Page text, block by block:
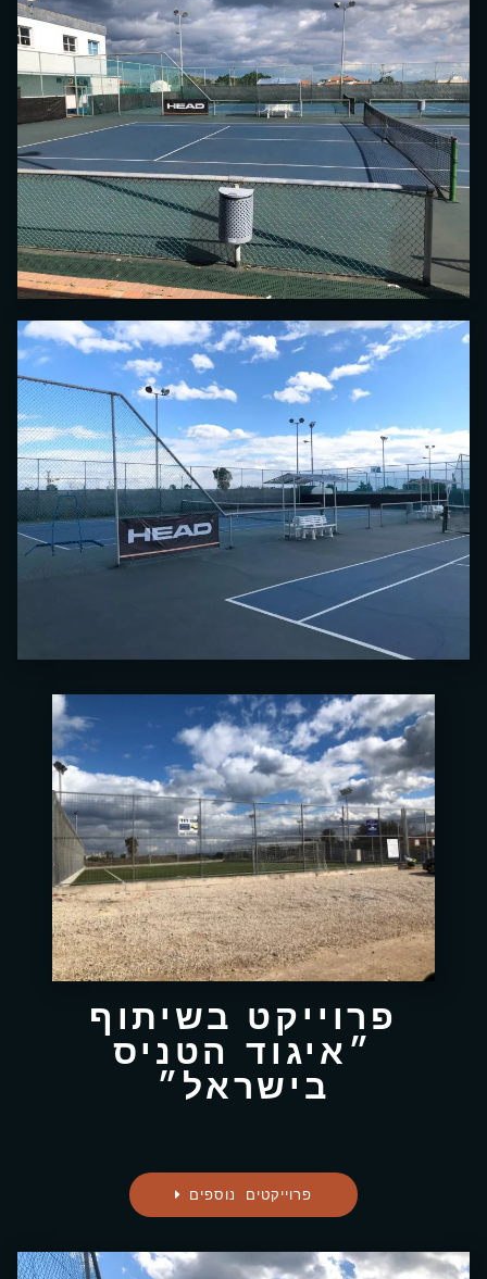
פרוייקט בשיתוף
״איגוד הטניס
בישראל״
פרוייקטים נוספים